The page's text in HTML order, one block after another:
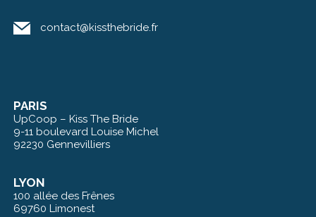
contact@kissthebride.fr
PARIS
UpCoop – Kiss The Bride
9-11 boulevard Louise Michel
92230 Gennevilliers
LYON
100 allée des Frênes
69760 Limonest